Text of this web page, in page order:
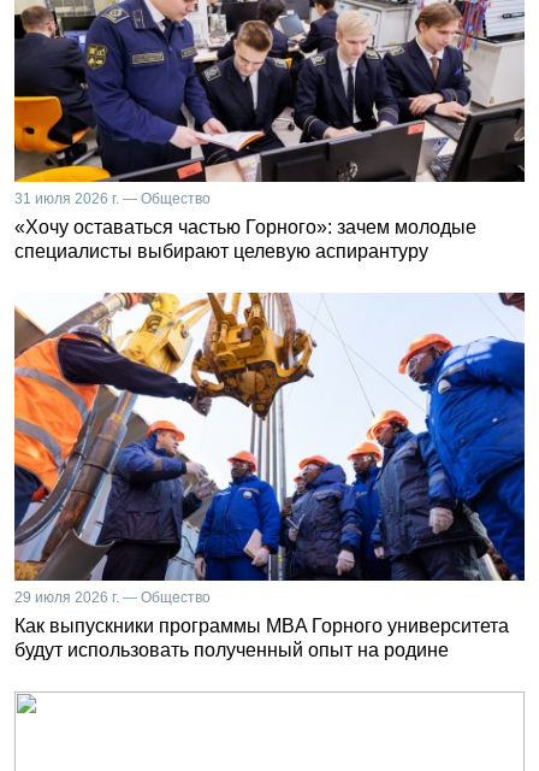
31 июля 2026 г. — Общество
«Хочу оставаться частью Горного»: зачем молодые
специалисты выбирают целевую аспирантуру
29 июля 2026 г. — Общество
Как выпускники программы MBA Горного университета
будут использовать полученный опыт на родине